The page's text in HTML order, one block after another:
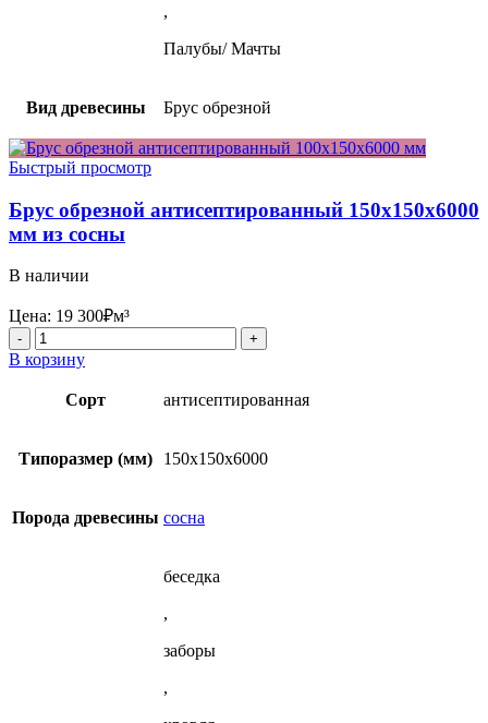
,
Палубы/ Мачты
Вид древесины Брус обрезной
Быстрый просмотр
Брус обрезной антисептированный 150x150x6000
мм из сосны
В наличии
Цена: 19 300₽м³
Количество
товара
Брус
обрезной
антисептированный
мм
В корзину
Сорт антисептированная
Типоразмер (мм) 150х150х6000
Порода древесины сосна
беседка
,
заборы
,